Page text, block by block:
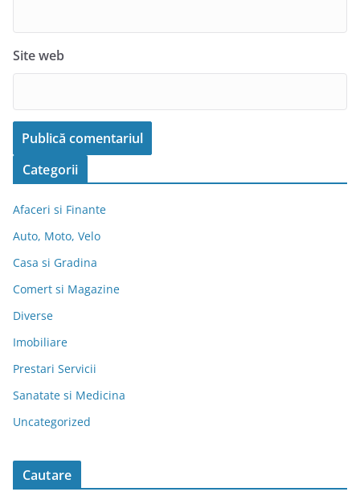
Site web
Categorii
Afaceri si Finante
Auto, Moto, Velo
Casa si Gradina
Comert si Magazine
Diverse
Imobiliare
Prestari Servicii
Sanatate si Medicina
Uncategorized
Cautare